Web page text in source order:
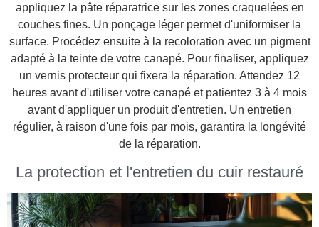
appliquez la pâte réparatrice sur les zones craquelées en
couches fines. Un ponçage léger permet d'uniformiser la
surface. Procédez ensuite à la recoloration avec un pigment
adapté à la teinte de votre canapé. Pour finaliser, appliquez
un vernis protecteur qui fixera la réparation. Attendez 12
heures avant d'utiliser votre canapé et patientez 3 à 4 mois
avant d'appliquer un produit d'entretien. Un entretien
régulier, à raison d'une fois par mois, garantira la longévité
de la réparation.
La protection et l'entretien du cuir restauré